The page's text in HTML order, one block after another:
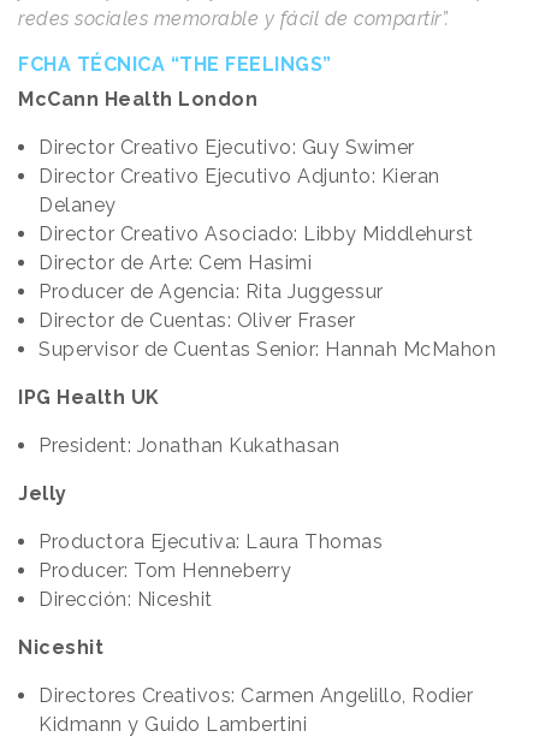
redes sociales memorable y fácil de compartir”.
FCHA TÉCNICA “THE FEELINGS”
McCann Health London
Director Creativo Ejecutivo: Guy Swimer
Director Creativo Ejecutivo Adjunto: Kieran
Delaney
Director Creativo Asociado: Libby Middlehurst
Director de Arte: Cem Hasimi
Producer de Agencia: Rita Juggessur
Director de Cuentas: Oliver Fraser
Supervisor de Cuentas Senior: Hannah McMahon
IPG Health UK
President: Jonathan Kukathasan
Jelly
Productora Ejecutiva: Laura Thomas
Producer: Tom Henneberry
Dirección: Niceshit
Niceshit
Directores Creativos: Carmen Angelillo, Rodier
Kidmann y Guido Lambertini